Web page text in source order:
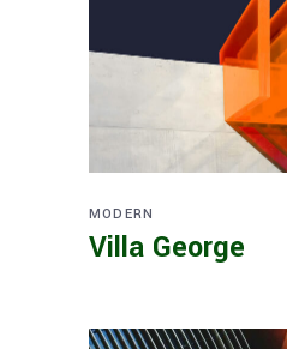
MODERN
Villa George